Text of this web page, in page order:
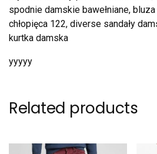
spodnie damskie bawełniane,
chłopięca 122, diverse sandały
kurtka damska
yyyyy
Related products